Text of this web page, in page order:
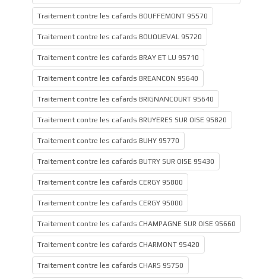
Traitement contre les cafards BOUFFEMONT 95570
Traitement contre les cafards BOUQUEVAL 95720
Traitement contre les cafards BRAY ET LU 95710
Traitement contre les cafards BREANCON 95640
Traitement contre les cafards BRIGNANCOURT 95640
Traitement contre les cafards BRUYERES SUR OISE 95820
Traitement contre les cafards BUHY 95770
Traitement contre les cafards BUTRY SUR OISE 95430
Traitement contre les cafards CERGY 95800
Traitement contre les cafards CERGY 95000
Traitement contre les cafards CHAMPAGNE SUR OISE 95660
Traitement contre les cafards CHARMONT 95420
Traitement contre les cafards CHARS 95750